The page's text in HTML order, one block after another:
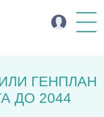
ГЕНПЛАН
ДО 2044